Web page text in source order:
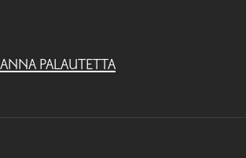
ANNA PALAUTETTA